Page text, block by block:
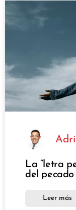
La “letra
del pecado
Leer más